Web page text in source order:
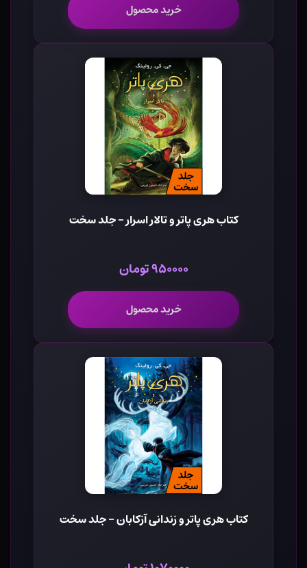
خرید محصول
کتاب هری پاتر و تالار اسرار - جلد سخت
۹۵۰۰۰۰ تومان
خرید محصول
کتاب هری پاتر و زندانی آزکابان - جلد سخت